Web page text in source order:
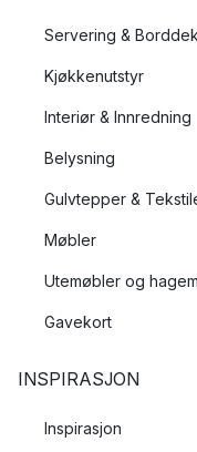
Servering &
Kjøkkenutstyr
Interiør & Innredning
Belysning
Gulvtepper &
Møbler
Utemøbler og
Gavekort
INSPIRASJON
Inspirasjon